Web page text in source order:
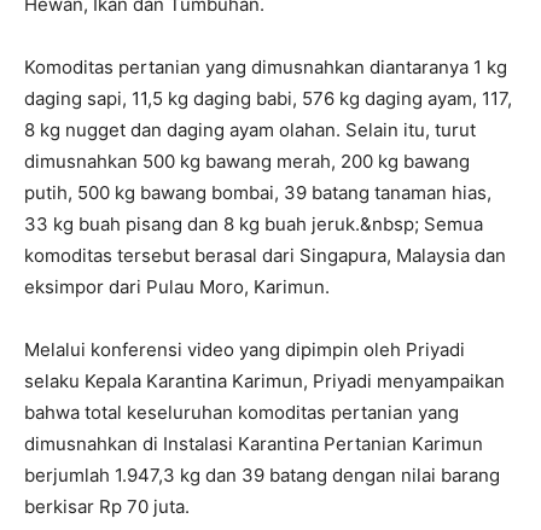
Komoditas pertanian yang dimusnahkan diantaranya 1 kg
daging sapi, 11,5 kg daging babi, 576 kg daging ayam, 117,
8 kg nugget dan daging ayam olahan. Selain itu, turut
dimusnahkan 500 kg bawang merah, 200 kg bawang
putih, 500 kg bawang bombai, 39 batang tanaman hias,
33 kg buah pisang dan 8 kg buah jeruk.&nbsp; Semua
komoditas tersebut berasal dari Singapura, Malaysia dan
eksimpor dari Pulau Moro, Karimun.
Melalui konferensi video yang dipimpin oleh Priyadi
selaku Kepala Karantina Karimun, Priyadi menyampaikan
bahwa total keseluruhan komoditas pertanian yang
dimusnahkan di Instalasi Karantina Pertanian Karimun
berjumlah 1.947,3 kg dan 39 batang dengan nilai barang
berkisar Rp 70 juta.